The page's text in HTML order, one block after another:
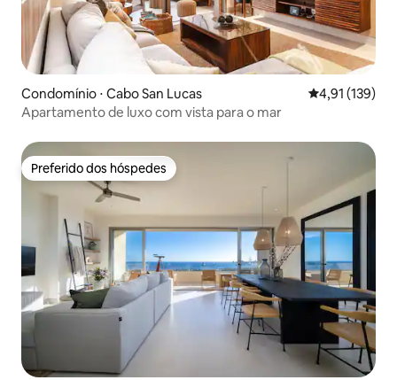
Condomínio ⋅ Cabo San Lucas 4,91 de uma
4,91 (139)
Apartamento de luxo com vista para o mar
Preferido dos hóspedes
Preferido dos hóspedes